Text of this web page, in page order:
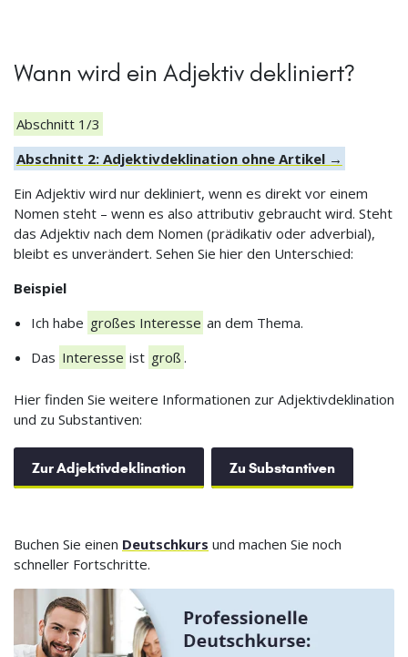
Wann wird ein Adjektiv dekliniert?
Abschnitt 1/3
Abschnitt 2: Adjektivdeklination ohne Artikel →
Ein Adjektiv wird nur dekliniert, wenn es direkt vor einem
Nomen steht – wenn es also attributiv gebraucht wird. Steht
das Adjektiv nach dem Nomen (prädikativ oder adverbial),
bleibt es unverändert. Sehen Sie hier den Unterschied:
Beispiel
Ich habe großes Interesse an dem Thema.
Das Interesse ist groß .
Hier finden Sie weitere Informationen zur Adjektivdeklination
und zu Substantiven:
Zur Adjektivdeklination Zu Substantiven
Buchen Sie einen Deutschkurs und machen Sie noch
schneller Fortschritte.